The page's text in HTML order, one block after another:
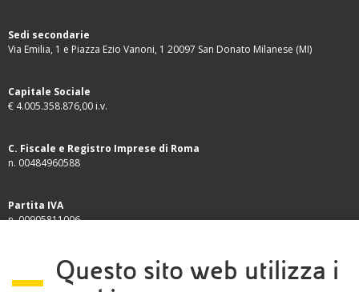
Questo sito web utilizza i
Sedi secondarie
Via Emilia, 1 e Piazza Ezio Vanoni, 1 20097 San Donato Milanese (MI)
Capitale Sociale
€ 4.005.358.876,00 i.v.
C. Fiscale e Registro Imprese di Roma
n. 00484960588
Partita IVA
n. 00905811006
INFORMATIVE
Termini e condizioni